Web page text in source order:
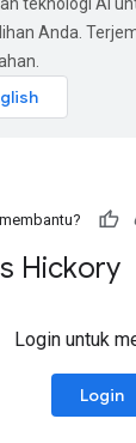
Anda.
Hickory
Login untuk
Login